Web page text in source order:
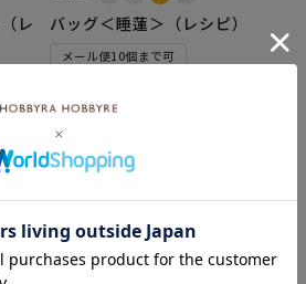
レ
バッグ＜睡蓮＞（レシピ）
メール便10個まで可
カートに入れる